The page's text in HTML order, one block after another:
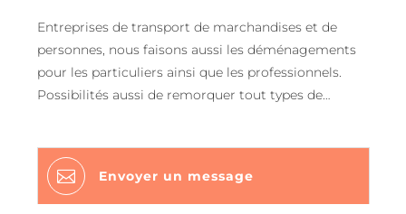
Entreprises de transport de marchandises et de
personnes, nous faisons aussi les déménagements
pour les particuliers ainsi que les professionnels.
Possibilités aussi de remorquer tout types de
contacter sur le numéro indiqué sur notre page
Google ou via notre site internet.
 Envoyer un message